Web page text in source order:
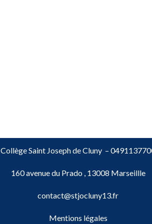
Collège Saint Joseph de Cluny –
160 avenue du Prado , 13008 Marseillle
contact@stjocluny13.fr
Mentions légales